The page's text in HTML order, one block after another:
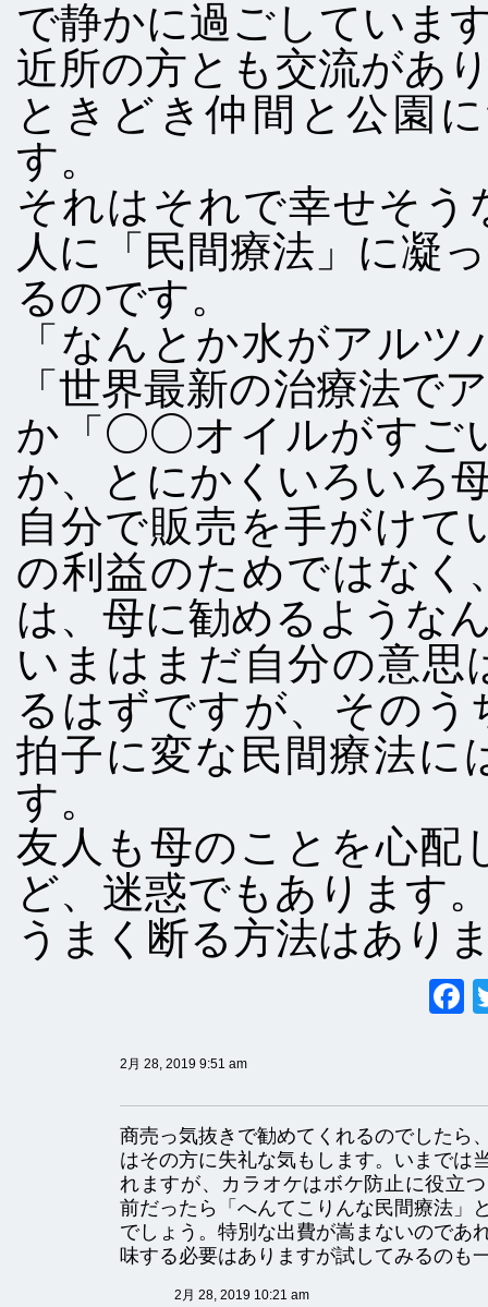
で静かに過ごしていま
近所の方とも交流があ
ときどき仲間と公園
す。
それはそれで幸せそう
人に「民間療法」に凝
るのです。
「なんとか水がアル
「世界最新の治療法で
か「◯◯オイルがすご
か、とにかくいろいろ
自分で販売を手がけ
の利益のためではなく
は、母に勧めるような
いまはまだ自分の意思
るはずですが、その
拍子に変な民間療法に
す。
友人も母のことを心配
ど、迷惑でもあります
うまく断る方法はあり
2月 28, 2019 9:51 am
商売っ気抜きで勧めてくれるのでしたら
はその方に失礼な気もします。いまでは
れますが、カラオケはボケ防止に役立
前だったら「へんてこりんな民間療法」
でしょう。特別な出費が嵩まないのであ
味する必要はありますが試してみるのも
2月 28, 2019 10:21 am